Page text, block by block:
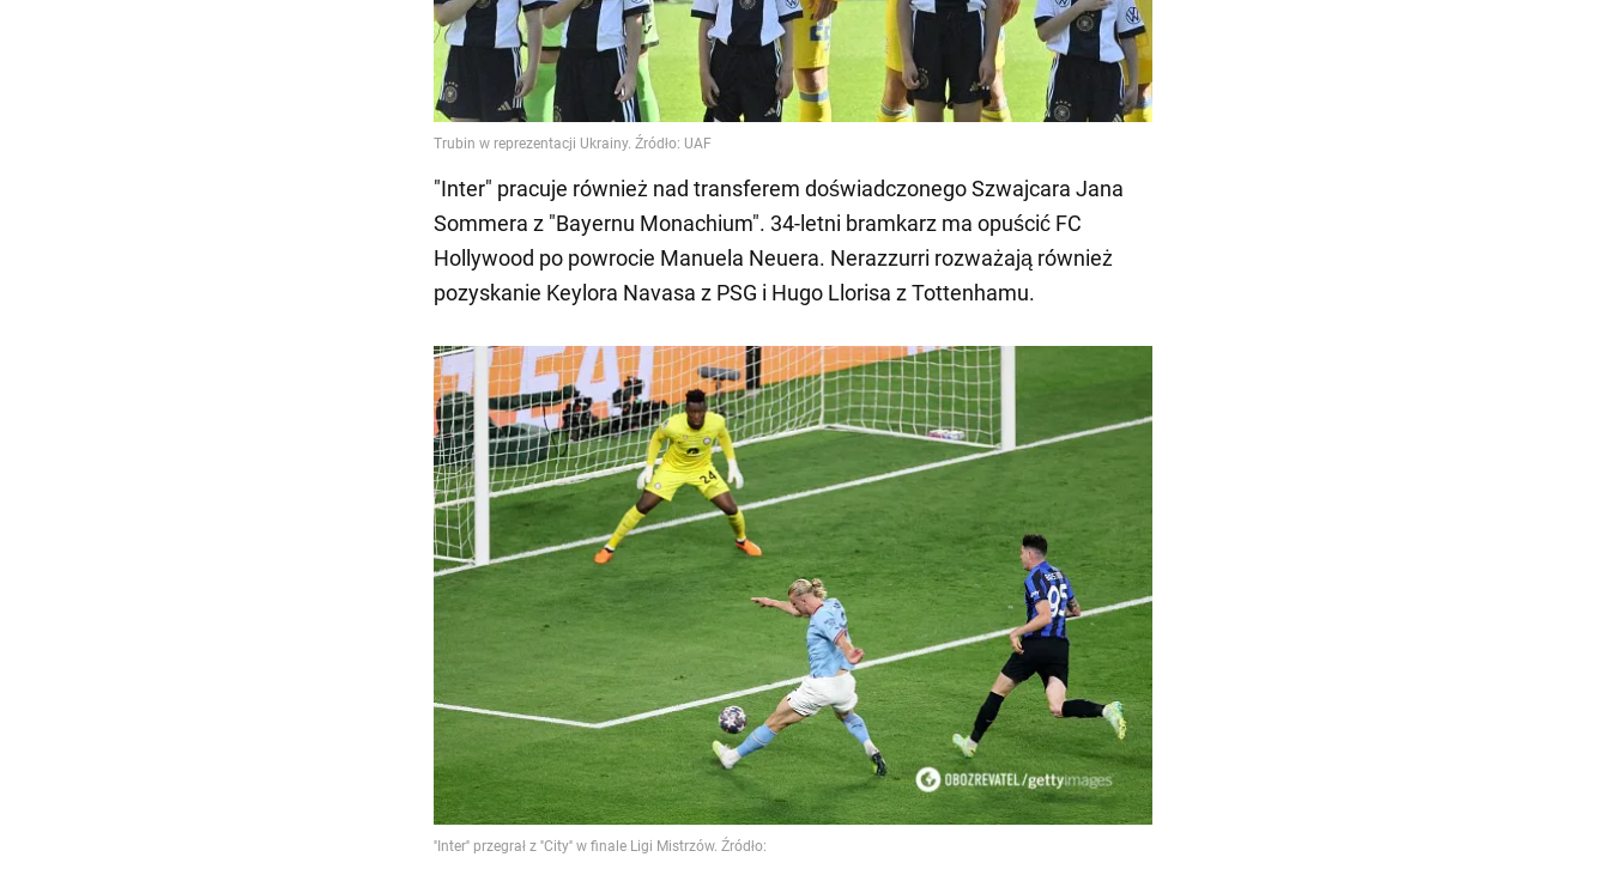
"Inter" pracuje również nad transferem doświadczonego Szwajcara Jana
Sommera z "Bayernu Monachium". 34-letni bramkarz ma opuścić FC
Hollywood po powrocie Manuela Neuera. Nerazzurri rozważają również
pozyskanie Keylora Navasa z PSG i Hugo Llorisa z Tottenhamu.